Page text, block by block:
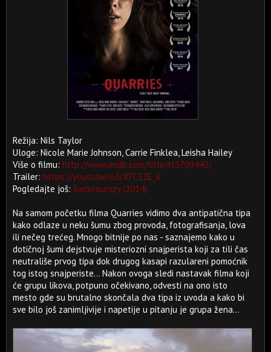
Režija: Nils Taylor
Uloge: Nicole Marie Johnson, Carrie Finklea, Leisha Hailey
Više o filmu: http://www.imdb.com/title/tt3709442/
Trailer: https://youtu.be/eZc87CS2E_k
Pogledajte još: Backcountry (2014)
Na samom početku filma Quarries vidimo dva antipatična tipa
kako odlaze u neku šumu zbog provoda, fotografisanja, lova
ili nečeg trećeg. Mnogo bitnije po nas - saznajemo kako u
dotičnoj šumi dejstvuje misteriozni snajperista koji za tili čas
neutrališe prvog tipa dok drugog kasapi razulareni pomoćnik
tog istog snajperiste... Nakon ovoga sledi nastavak filma koji
će grupu likova, potpuno očekivano, odvesti na ono isto
mesto gde su brutalno skončala dva tipa iz uvoda a kako bi
sve bilo još zanimljivije i napetije u pitanju je grupa žena...